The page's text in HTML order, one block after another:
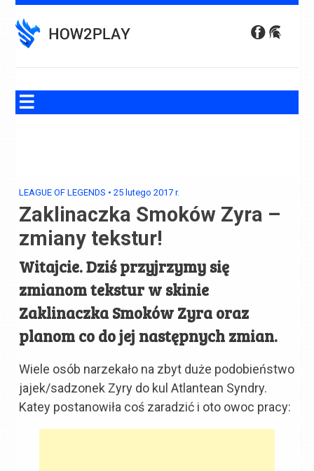
to
content
LEAGUE OF LEGENDS •25 lutego 2017 r.
Zaklinaczka Smoków Zyra –
zmiany tekstur!
Witajcie. Dziś przyjrzymy się
zmianom tekstur w skinie
Zaklinaczka Smoków Zyra oraz
planom co do jej następnych zmian.
Wiele osób narzekało na zbyt duże podobieństwo
jajek/sadzonek Zyry do kul Atlantean Syndry.
Katey postanowiła coś zaradzić i oto owoc pracy: